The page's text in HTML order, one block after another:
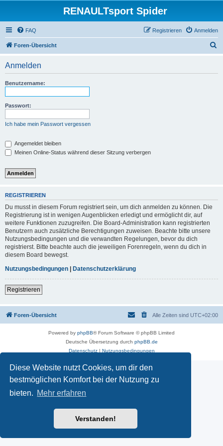
Diese Website nutzt Cookies, um dir den
bestmöglichen Komfort bei der Nutzung zu
bieten. Mehr erfahren
Verstanden!
RENAULTsport Spider
FAQ Anmelden
Registrieren
Foren-Übersicht
Anmelden
Benutzername:
Passwort:
Ich habe mein Passwort vergessen
Angemeldet bleiben
Meinen Online-Status während dieser Sitzung verbergen
REGISTRIEREN
Du musst in diesem Forum registriert sein, um dich anmelden zu können. Die
Registrierung ist in wenigen Augenblicken erledigt und ermöglicht dir, auf
weitere Funktionen zuzugreifen. Die Board-Administration kann registrierten
Benutzern auch zusätzliche Berechtigungen zuweisen. Beachte bitte unsere
Nutzungsbedingungen und die verwandten Regelungen, bevor du dich
registrierst. Bitte beachte auch die jeweiligen Forenregeln, wenn du dich in
diesem Board bewegst.
Nutzungsbedingungen | Datenschutzerklärung
Registrieren
Foren-Übersicht Alle Zeiten sind UTC+02:00
Powered by phpBB® Forum Software © phpBB Limited
Deutsche Übersetzung durch phpBB.de
Datenschutz| Nutzungsbedingungen